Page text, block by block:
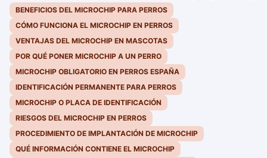
BENEFICIOS DEL MICROCHIP PARA PERROS
CÓMO FUNCIONA EL MICROCHIP EN PERROS
VENTAJAS DEL MICROCHIP EN MASCOTAS
POR QUÉ PONER MICROCHIP A UN PERRO
MICROCHIP OBLIGATORIO EN PERROS ESPAÑA
IDENTIFICACIÓN PERMANENTE PARA PERROS
MICROCHIP O PLACA DE IDENTIFICACIÓN
RIESGOS DEL MICROCHIP EN PERROS
PROCEDIMIENTO DE IMPLANTACIÓN DE MICROCHIP
QUÉ INFORMACIÓN CONTIENE EL MICROCHIP